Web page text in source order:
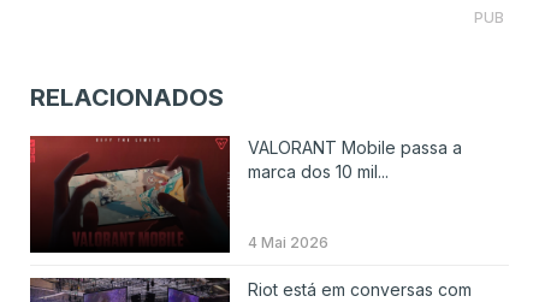
PUB
RELACIONADOS
VALORANT Mobile passa a
marca dos 10 mil...
4 Mai 2026
Riot está em conversas com